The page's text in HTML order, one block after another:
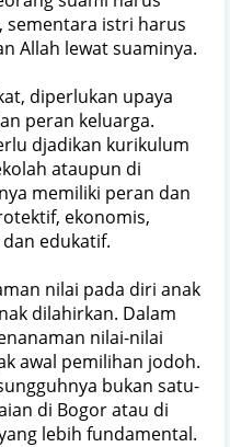
sementara istri harus
Allah lewat suaminya.
diperlukan upaya
peran keluarga.
djadikan kurikulum
ataupun di
memiliki peran dan
ekonomis,
edukatif.
nilai pada diri anak
dilahirkan. Dalam
nilai-nilai
awal pemilihan jodoh.
bukan satu-
di Bogor atau di
lebih fundamental.